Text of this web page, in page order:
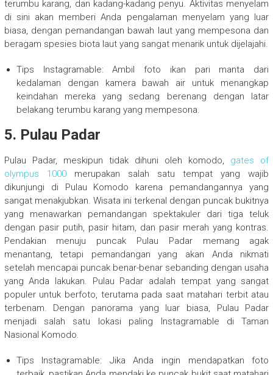
terumbu karang, dan kadang-kadang penyu. Aktivitas menyelam
di sini akan memberi Anda pengalaman menyelam yang luar
biasa, dengan pemandangan bawah laut yang mempesona dan
beragam spesies biota laut yang sangat menarik untuk dijelajahi.
Tips Instagramable: Ambil foto ikan pari manta dari
kedalaman dengan kamera bawah air untuk menangkap
keindahan mereka yang sedang berenang dengan latar
belakang terumbu karang yang mempesona.
5. Pulau Padar
Pulau Padar, meskipun tidak dihuni oleh komodo, gates of
olympus 1000merupakan salah satu tempat yang wajib
dikunjungi di Pulau Komodo karena pemandangannya yang
sangat menakjubkan. Wisata ini terkenal dengan puncak bukitnya
yang menawarkan pemandangan spektakuler dari tiga teluk
dengan pasir putih, pasir hitam, dan pasir merah yang kontras.
Pendakian menuju puncak Pulau Padar memang agak
menantang, tetapi pemandangan yang akan Anda nikmati
setelah mencapai puncak benar-benar sebanding dengan usaha
yang Anda lakukan. Pulau Padar adalah tempat yang sangat
populer untuk berfoto, terutama pada saat matahari terbit atau
terbenam. Dengan panorama yang luar biasa, Pulau Padar
menjadi salah satu lokasi paling Instagramable di Taman
Nasional Komodo.
Tips Instagramable: Jika Anda ingin mendapatkan foto